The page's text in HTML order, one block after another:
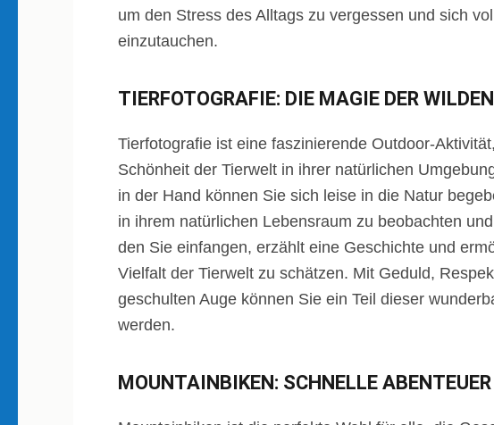
um den Stress des Alltags zu vergessen und sich
einzutauchen.
TIERFOTOGRAFIE: DIE MAGIE DER
Tierfotografie ist eine faszinierende Outdoor-
Schönheit der Tierwelt in ihrer natürlichen
in der Hand können Sie sich leise in die Natur
in ihrem natürlichen Lebensraum zu beobachten
den Sie einfangen, erzählt eine Geschichte und
Vielfalt der Tierwelt zu schätzen. Mit Geduld,
geschulten Auge können Sie ein Teil dieser
werden.
MOUNTAINBIKEN: SCHNELLE